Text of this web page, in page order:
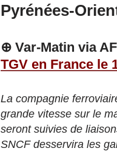
Pyrénées-
⊕ Var-Matin via
TGV en France le
La compagnie
grande vitesse sur le
seront suivies de
SNCF desservira les